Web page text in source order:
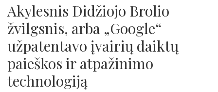
Akylesnis Didžiojo Brolio
žvilgsnis, arba „Google“
užpatentavo įvairių daiktų
paieškos ir atpažinimo
technologiją